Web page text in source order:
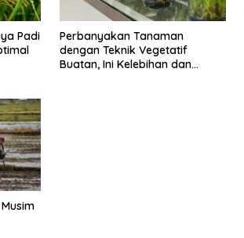
Padi
Perbanyakan Tanaman
dengan Teknik Vegetatif
Buatan, Ini Kelebihan dan